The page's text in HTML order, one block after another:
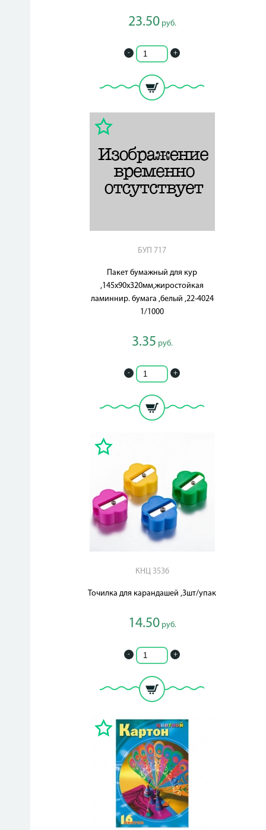
23.50руб.
- +
БУП 717
Пакет бумажный для кур
,145х90х320мм,жиростойкая
ламиннир. бумага ,белый ,22-4024
1/1000
3.35 руб.
- +
КНЦ 3536
Точилка для карандашей ,3шт/упак
14.50руб.
- +